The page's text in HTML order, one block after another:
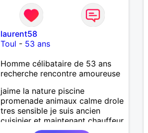
laurent58
Toul - 53 ans
Homme célibataire de 53 ans
recherche rencontre amoureuse
jaime la nature piscine
promenade animaux calme drole
tres sensible je suis ancien
cuisinier et maintenant chauffeur
de bus jai un chien et un chat